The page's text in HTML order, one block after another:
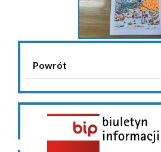
Powrót